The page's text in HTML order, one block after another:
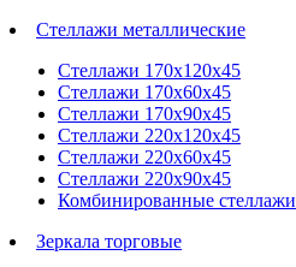
Стеллажи металлические
Стеллажи 170х120х45
Стеллажи 170х60х45
Стеллажи 170х90х45
Стеллажи 220х120х45
Стеллажи 220х60х45
Стеллажи 220х90х45
Комбинированные стеллажи
Зеркала торговые